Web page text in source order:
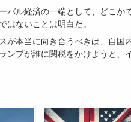
バル経済の一端として、どこ
はないことは明白だ。
が本当に向き合うべきは、自国
ンプが誰に関税をかけようと、